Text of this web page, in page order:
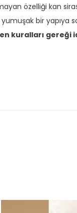
özelliği kan
bir yapıya
kuralları gereği